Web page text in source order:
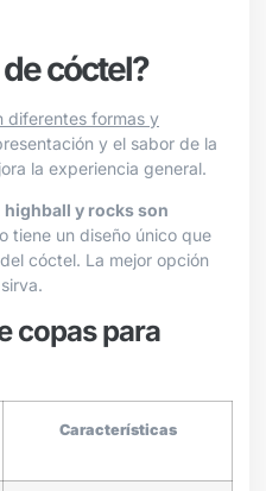
cóctel?
diferentes formas y
y el sabor de la
la experiencia general.
y rocks son
tiene un diseño único que
cóctel. La mejor opción
copas para
Características